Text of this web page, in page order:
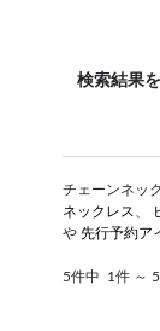
検索結果
チェーンネッ
ネックレス
や 先行予約ア
5件中 1件 ～